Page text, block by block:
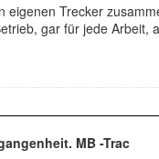
eigenen Trecker
gar für jede Arbeit,
MB -Trac